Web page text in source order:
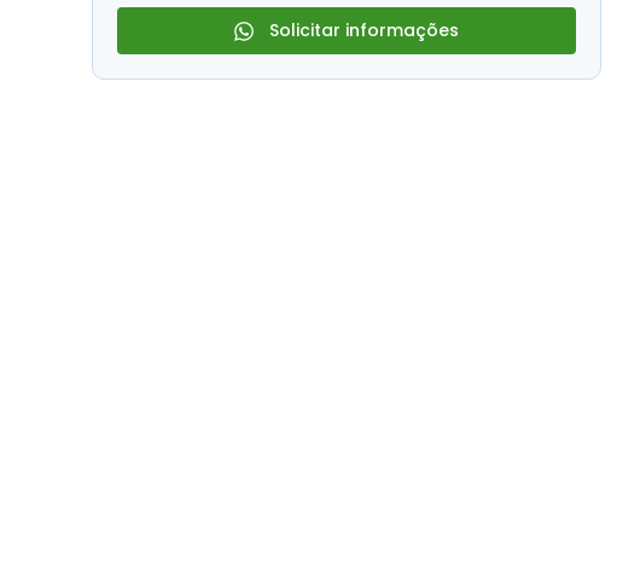
Solicitar informações